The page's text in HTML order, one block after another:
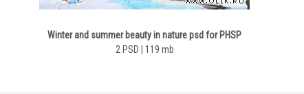
Winter and summer beauty in nature psd for PHSP
2 PSD | 119 mb